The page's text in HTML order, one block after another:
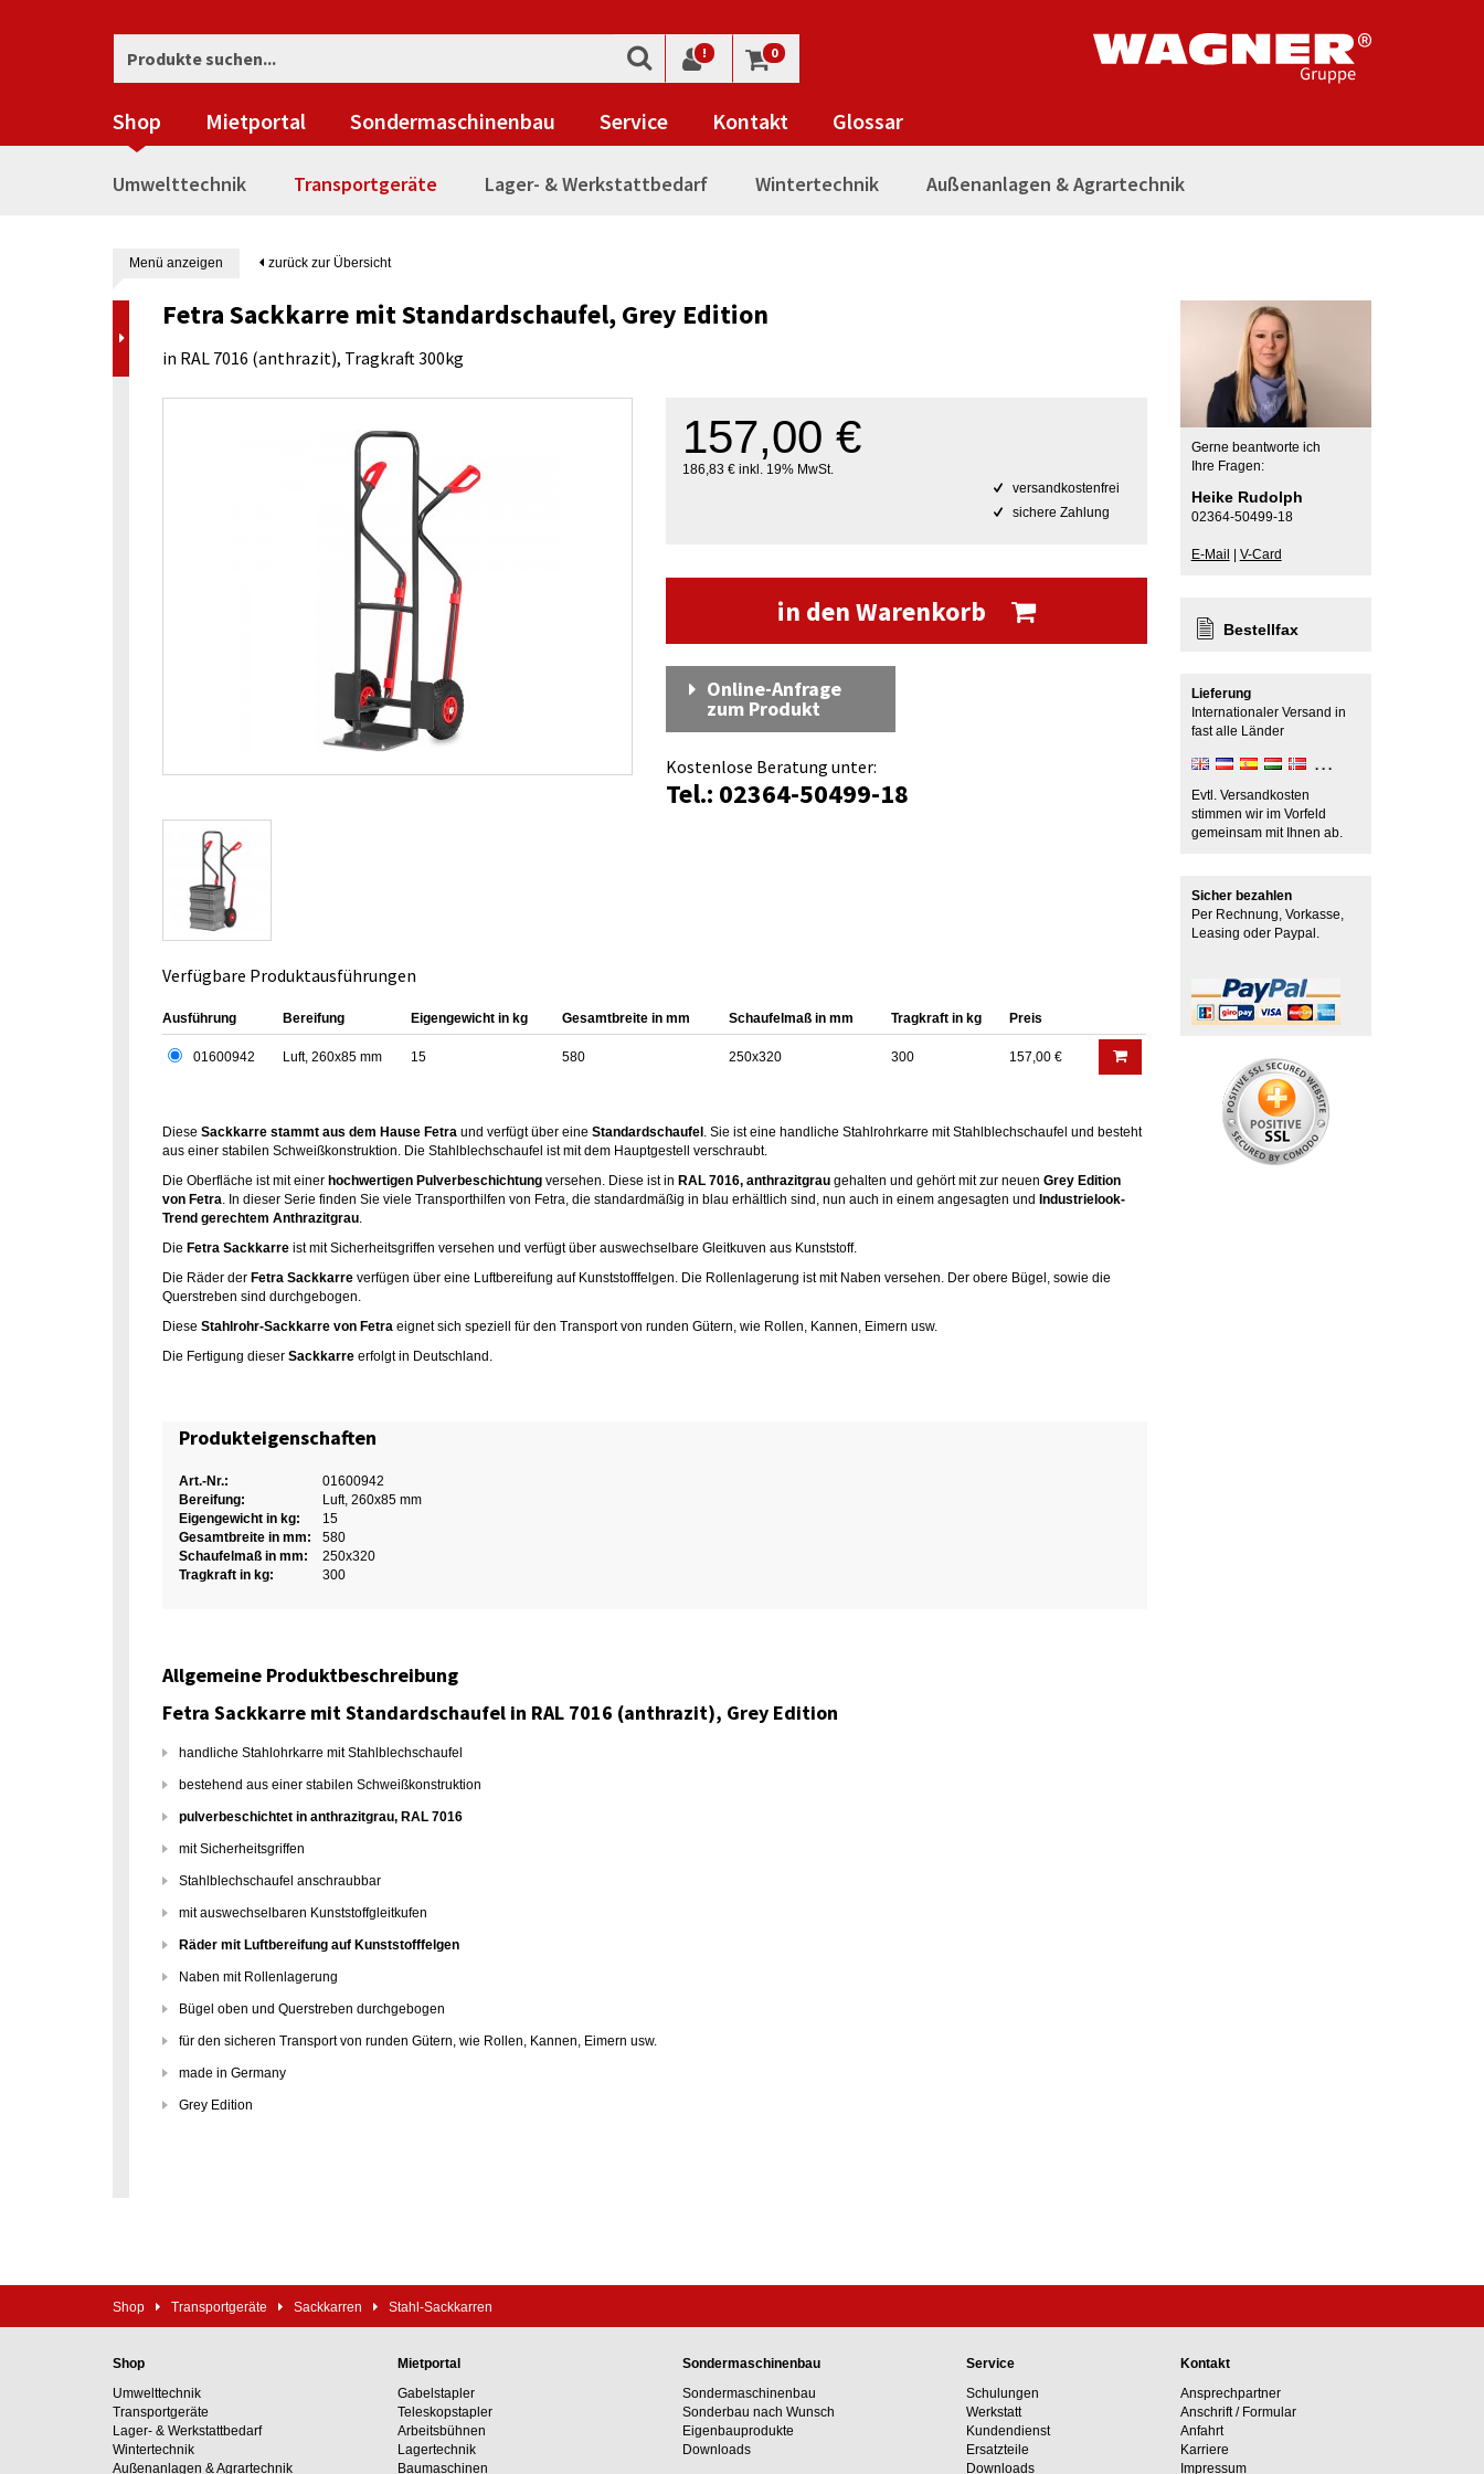
! 0
Shop Mietportal Sondermaschinenbau Service Kontakt Glossar
Umwelttechnik Transportgeräte Lager- & Werkstattbedarf Wintertechnik Außenanlagen & Agrartechnik
Menü anzeigen zurück zur Übersicht
Fetra Sackkarre mit Standardschaufel, Grey Edition
in RAL 7016 (anthrazit), Tragkraft 300kg
157,00 €
186,83 € inkl. 19% MwSt.
versandkostenfrei
sichere Zahlung
in den Warenkorb
Online-Anfrage
zum Produkt
Kostenlose Beratung unter:
Tel.: 02364-50499-18
Verfügbare Produktausführungen
Ausführung Bereifung Eigengewicht in kg Gesamtbreite in mm Schaufelmaß in mm Tragkraft in kg Preis
01600942 Luft, 260x85 mm 15 580 250x320 300 157,00 €
Diese Sackkarre stammt aus dem Hause Fetra und verfügt über eine Standardschaufel . Sie ist eine handliche Stahlrohrkarre mit Stahlblechschaufel und besteht
aus einer stabilen Schweißkonstruktion. Die Stahlblechschaufel ist mit dem Hauptgestell verschraubt.
Die Oberfläche ist mit einer hochwertigen Pulverbeschichtung versehen. Diese ist in RAL 7016, anthrazitgrau gehalten und gehört mit zur neuen Grey Edition
von Fetra. In dieser Serie finden Sie viele Transporthilfen von Fetra, die standardmäßig in blau erhältlich sind, nun auch in einem angesagten und Industrielook-
Trend gerechtem Anthrazitgrau.
Die Fetra Sackkarre ist mit Sicherheitsgriffen versehen und verfügt über auswechselbare Gleitkuven aus Kunststoff.
Die Räder der Fetra Sackkarre verfügen über eine Luftbereifung auf Kunststofffelgen. Die Rollenlagerung ist mit Naben versehen. Der obere Bügel, sowie die
Querstreben sind durchgebogen.
Diese Stahlrohr-Sackkarre von Fetra eignet sich speziell für den Transport von runden Gütern, wie Rollen, Kannen, Eimern usw.
Die Fertigung dieser Sackkarre erfolgt in Deutschland.
Produkteigenschaften
Art.-Nr.:
01600942
Bereifung:
Luft, 260x85 mm
Eigengewicht in kg:
15
Gesamtbreite in mm:
580
Schaufelmaß in mm:
250x320
Tragkraft in kg:
300
Allgemeine Produktbeschreibung
Fetra Sackkarre mit Standardschaufel in RAL 7016 (anthrazit), Grey Edition
handliche Stahlohrkarre mit Stahlblechschaufel
bestehend aus einer stabilen Schweißkonstruktion
pulverbeschichtet in anthrazitgrau, RAL 7016
mit Sicherheitsgriffen
Stahlblechschaufel anschraubbar
mit auswechselbaren Kunststoffgleitkufen
Räder mit Luftbereifung auf Kunststofffelgen
Naben mit Rollenlagerung
Bügel oben und Querstreben durchgebogen
für den sicheren Transport von runden Gütern, wie Rollen, Kannen, Eimern usw.
made in Germany
Grey Edition
Gerne beantworte ich
Ihre Fragen:
Heike Rudolph
02364-50499-18
E-Mail V-Card
Bestellfax
Lieferung
Internationaler Versand in
fast alle Länder
Evtl. Versandkosten
stimmen wir im Vorfeld
gemeinsam mit Ihnen ab.
Sicher bezahlen
Per Rechnung, Vorkasse,
Leasing oder Paypal.
Shop Transportgeräte Sackkarren Stahl-Sackkarren
Shop
Umwelttechnik
Transportgeräte
Lager- & Werkstattbedarf
Wintertechnik
Außenanlagen & Agrartechnik
Mietportal
Gabelstapler
Teleskopstapler
Arbeitsbühnen
Lagertechnik
Baumaschinen
Sondermaschinenbau
Sondermaschinenbau
Sonderbau nach Wunsch
Eigenbauprodukte
Downloads
Service
Schulungen
Werkstatt
Kundendienst
Ersatzteile
Downloads
Kontakt
Ansprechpartner
Anschrift / Formular
Anfahrt
Karriere
Impressum